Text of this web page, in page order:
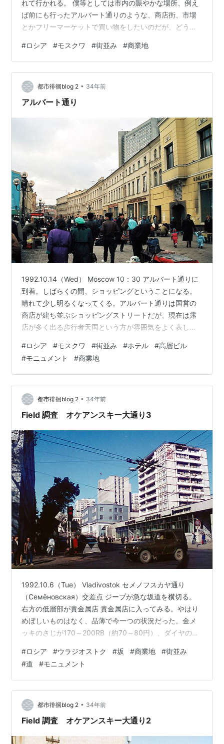
れて行かれる。 僕等としては市内の賑やかな場所、例え
ば前にも行ったアルバート通りのような、商店街、市場
とかフリーマーケットで買い物をしたいのだが、どうも
る。Ｉ氏を中心として、アルバート通りにもう一度行き
たいと交渉するのだが、あちらより良いものがあると言
って譲らない。その土産物屋に行かないことには運転手
が納得しないので、仕方なくとりあえずその店に行く。
しかしやはり昨日訪れたようさえない土産物屋で、予想
#ロシア #モスクワ #街並み #商業地
都市徘徊blog 2 • 34年前
アルバート通り
1992.10.14（Wed） Moscow 10：30 アルバート通りに
到着。しばらくの間、ショッピングということになる。
晴れて少し明るくなってくる。アルバート通りは国営の
商店が建ち並ぶショッピングストリートだが、現在は露
店が多く出る歩行者天国という方が雰囲気をよく表して
国営商店が今も営業しているのだが、モスクワといえど
も品物が少なく、サービスもいまひとつな状況に変わり
はない。これに対して、露店の方は日本の縁日やフリー
マーケットのような雰囲気で、様々な物が仮設の台の上
に並べられている。ロシアに来てこれだけ多くの露店群
を見たのは初…
#ロシア #モスクワ #街並み #ホテル #高層ビル
#モニュメント #商業地
都市徘徊blog 2 • 34年前
Field 調査 オケアンスキー大通り3
1992.10.6（Tue） Vladivostok セメノフスカヤ通り
（Семёновская）交差点 ジープが急な坂道を横切る。
右方の低層部が貴金属店 貴金属店に入ってみる。やはり
めぼしいものはなく、品薄で今一つの状況だった。金メ
ッキのさじが170～200RB（約70～80円）、ダイヤの指
計が743RB（約300円）、アナログ時計340RB（約140
円）、指輪17,000～20,000RB（6,800～8,000円）等だ
った。Ｆ氏によると、ギターは500RB（200円）位で、
品物が到着する端から売れて行ってしまうようだったと
の…
#ロシア #ウラジオストク #坂 #商業地 #街並み
#道 #モニュメント
都市徘徊blog 2 • 34年前
Field 調査 オケアンスキー大通り2